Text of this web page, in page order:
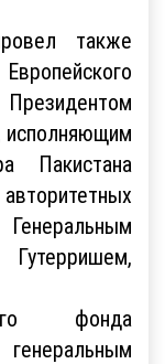
также
исполняющим
Пакистана
фонда